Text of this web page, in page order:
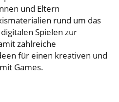
und Eltern
rund um das
Spielen zur
zahlreiche
für einen kreativen und
Games.